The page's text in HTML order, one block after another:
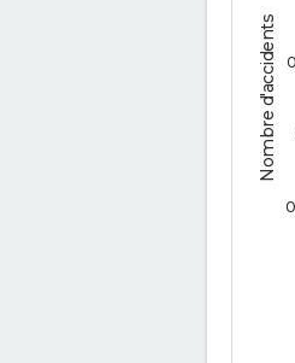
Nombre d'accidents